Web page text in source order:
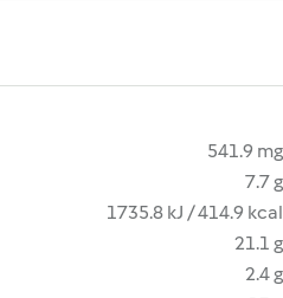
541.9 mg
7.7 g
1735.8 kJ / 414.9 kcal
21.1 g
2.4 g